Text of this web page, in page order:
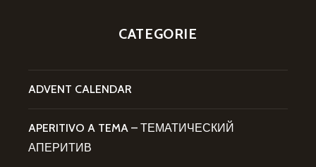
CATEGORIE
ADVENT CALENDAR
APERITIVO A TEMA – ТЕМАТИЧЕСКИЙ
АПЕРИТИВ